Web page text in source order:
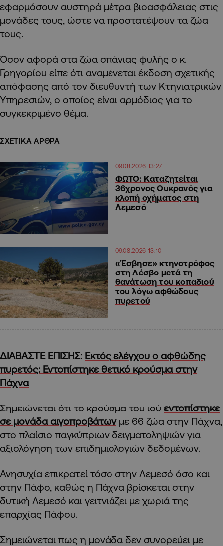
εφαρμόσουν αυστηρά μέτρα βιοασφάλειας στις
μονάδες τους, ώστε να προστατέψουν τα ζώα
τους.
Όσον αφορά στα ζώα σπάνιας φυλής ο κ.
Γρηγορίου είπε ότι αναμένεται έκδοση σχετικής
απόφασης από τον διευθυντή των Κτηνιατρικών
Υπηρεσιών, ο οποίος είναι αρμόδιος για το
συγκεκριμένο θέμα.
ΣΧΕΤΙΚΑ ΑΡΘΡΑ
09.08.2026 13:27
ΦΩΤΟ: Καταζητείται
36χρονος Ουκρανός για
κλοπή οχήματος στη
Λεμεσό
09.08.2026 13:10
«Έσβησε» κτηνοτρόφος
στη Λέσβο μετά τη
θανάτωση του κοπαδιού
του λόγω αφθώδους
πυρετού
ΔΙΑΒΑΣΤΕ ΕΠΙΣΗΣ: Εκτός ελέγχου ο αφθώδης
πυρετός: Εντοπίστηκε θετικό κρούσμα στην
Πάχνα
Σημειώνεται ότι το κρούσμα του ιού εντοπίστηκε
σε μονάδα αιγοπροβάτωνμε 66 ζώα στην Πάχνα,
στο πλαίσιο παγκύπριων δειγματοληψιών για
αξιολόγηση των επιδημιολογιών δεδομένων.
Ανησυχία επικρατεί τόσο στην Λεμεσό όσο και
στην Πάφο, καθώς η Πάχνα βρίσκεται στην
δυτική Λεμεσό και γειτνιάζει με χωριά της
επαρχίας Πάφου.
Σημειώνεται πως η μονάδα δεν συνορεύει με